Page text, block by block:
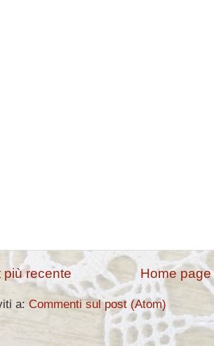
più recente Home page
a: Commenti sul post (Atom)